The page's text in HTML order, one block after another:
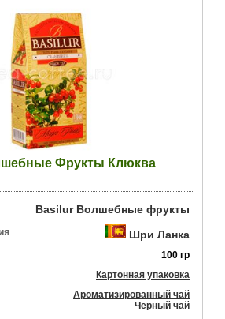
Фрукты Клюква
Basilur Волшебные фрукты
Шри Ланка
100 гр
Картонная упаковка
Ароматизированный чай
Черный чай